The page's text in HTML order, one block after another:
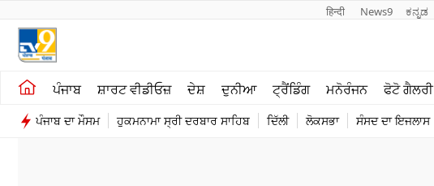
हिन्दी News9 ಕನ್ನಡ
ਪੰਜਾਬ ਸ਼ਾਰਟ ਵੀਡੀਓਜ਼ ਦੇਸ਼ ਦੁਨੀਆ ਟ੍ਰੈਂਡਿੰਗ ਮਨੋਰੰਜਨ ਫੋਟੋ ਗੈਲਰੀ
ਪੰਜਾਬ ਦਾ ਮੌਸਮ ਹੁਕਮਨਾਮਾ ਸ੍ਰੀ ਦਰਬਾਰ ਸਾਹਿਬ ਦਿੱਲੀ ਲੋਕਸਭਾ ਸੰਸਦ ਦਾ ਇਜਲਾਸ
ਖੇਤੀਬਾੜੀ
ਸ਼ਾਰਟ ਵੀਡੀਓਜ਼
ਮਨੋਰੰਜਨ